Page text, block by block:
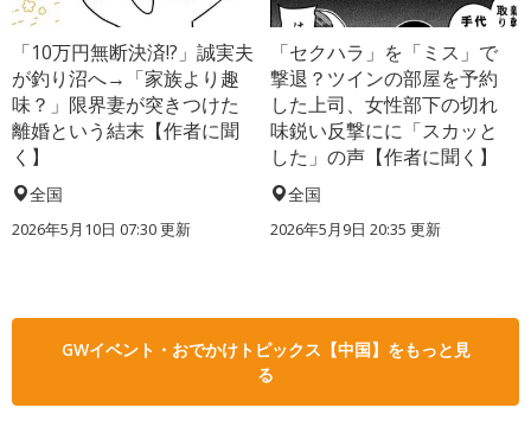
「10万円無断決済!?」誠実夫
が釣り沼へ→「家族より趣
味？」限界妻が突きつけた
離婚という結末【作者に聞
く】
全国
2026年5月10日 07:30 更新
「セクハラ」を「ミス」で
撃退？ツインの部屋を予約
した上司、女性部下の切れ
味鋭い反撃にに「スカッと
した」の声【作者に聞く】
全国
2026年5月9日 20:35 更新
GWイベント・おでかけトピックス【中国】をもっと見
る